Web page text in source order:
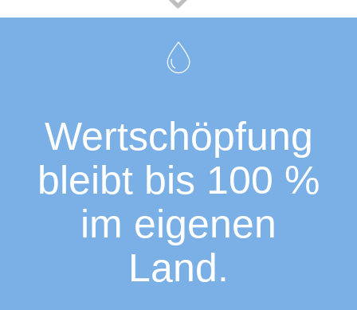
Wertschöpfung
bleibt bis 100 %
im eigenen
Land.